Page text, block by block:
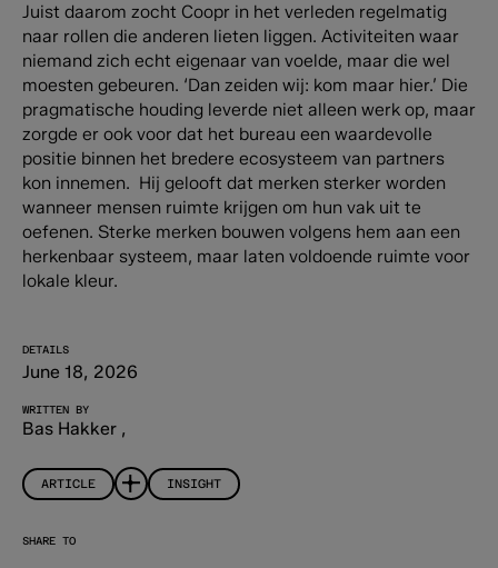
Juist daarom zocht Coopr in het verleden regelmatig
naar rollen die anderen lieten liggen. Activiteiten waar
niemand zich echt eigenaar van voelde, maar die wel
moesten gebeuren. ‘Dan zeiden wij: kom maar hier.’ Die
pragmatische houding leverde niet alleen werk op, maar
zorgde er ook voor dat het bureau een waardevolle
positie binnen het bredere ecosysteem van partners
kon innemen. Hij gelooft dat merken sterker worden
wanneer mensen ruimte krijgen om hun vak uit te
oefenen. Sterke merken bouwen volgens hem aan een
herkenbaar systeem, maar laten voldoende ruimte voor
lokale kleur.
DETAILS
June 18, 2026
WRITTEN BY
Bas Hakker ,
ARTICLE INSIGHT
SHARE TO